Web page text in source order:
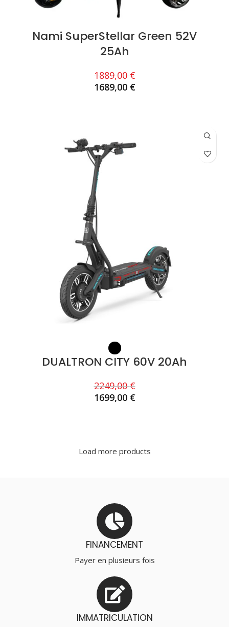
Nami SuperStellar Green 52V
25Ah
1889,00€
1689,00 €
DUALTRON CITY 60V 20Ah
2249,00€
1699,00 €
Load more products
FINANCEMENT
Payer en plusieurs fois
IMMATRICULATION